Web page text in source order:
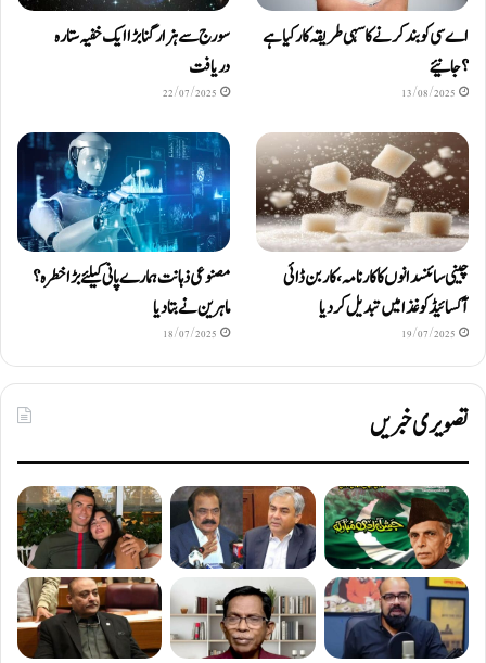
اے سی کو بند کرنے کا سہی طریقہ کار کیا ہے
؟ جانیئے
13/08/2025
سورج سے ہزار گنا بڑا ایک خفیہ ستارہ
دریافت
22/07/2025
چینی سائنسدانوں کا کارنامہ، کاربن ڈائی
آکسائیڈ کو غذا میں تبدیل کردیا
19/07/2025
مصنوعی ذہانت ہمارے پانی کیلئے بڑا خطرہ؟
ماہرین نے بتا دیا
18/07/2025
تصویری خبریں